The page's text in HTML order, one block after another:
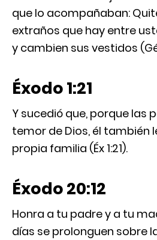
que lo acompañaban:
extraños que hay entre
y cambien sus vestidos
Éxodo 1:21
Y sucedió que, porque las
temor de Dios, él también
propia familia (Éx 1:21).
Éxodo 20:12
Honra a tu padre y a tu
días se prolonguen sobre